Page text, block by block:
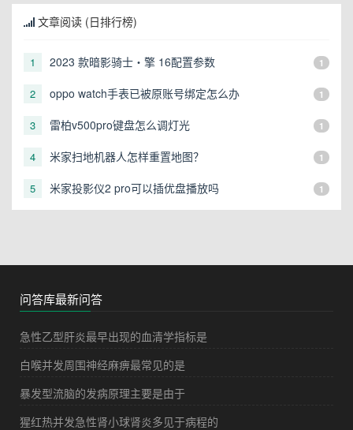
文章阅读 (日排行榜)
1 2023 款暗影骑士・擎 16配置参数 1
2 oppo watch手表已被原账号绑定怎么办 1
3 雷柏v500pro键盘怎么调灯光 1
4 米家扫地机器人怎样重置地图？ 1
5 米家投影仪2 pro可以插优盘播放吗 1
问答库最新问答
急性乙型肝炎最早出现的血清学指标是
白喉并发周围神经麻痹最常见的是
暴发型流脑的发病原理主要是由于
猩红热并发急性肾小球肾炎多见于病程的